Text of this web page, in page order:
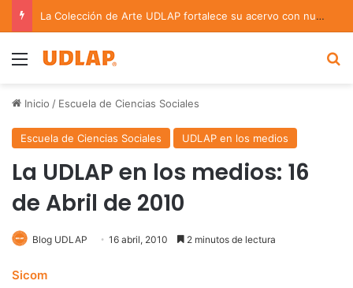
La Colección de Arte UDLAP fortalece su acervo con nuevas obras de artistas emergentes y consolidados
Menu
Inicio / Escuela de Ciencias Sociales
Escuela de Ciencias Sociales UDLAP en los medios
La UDLAP en los medios: 16
de Abril de 2010
Blog UDLAP 16 abril, 2010 2 minutos de lectura
Sicom